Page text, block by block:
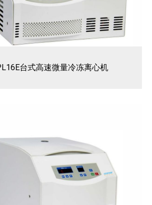
台式高速微量冷冻离心机